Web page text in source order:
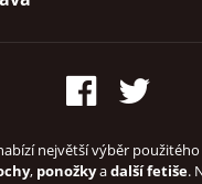
největší výběr
, ponožkyadalší fetiše.